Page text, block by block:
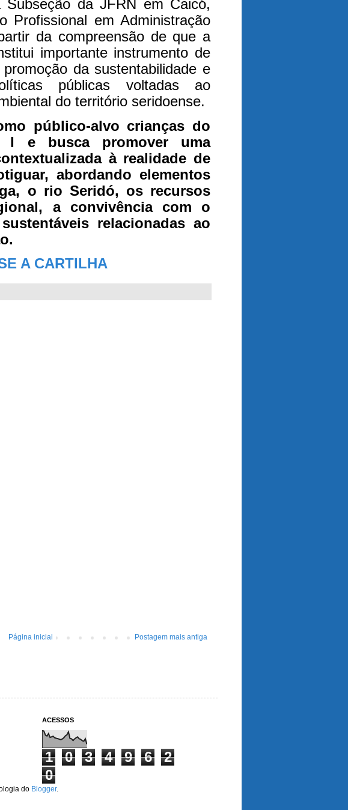
Subseção da JFRN em Caicó,
Profissional em Administração
da compreensão de que a
importante instrumento de
da sustentabilidade e
públicas voltadas ao
do território seridoense.
público-alvo crianças do
I e busca promover uma
à realidade de
abordando elementos
o rio Seridó, os recursos
a convivência com o
relacionadas ao
A CARTILHA
Postagem mais antiga
Página inicial
ACESSOS
1 0 3 4 9 6
2
0
do Blogger.